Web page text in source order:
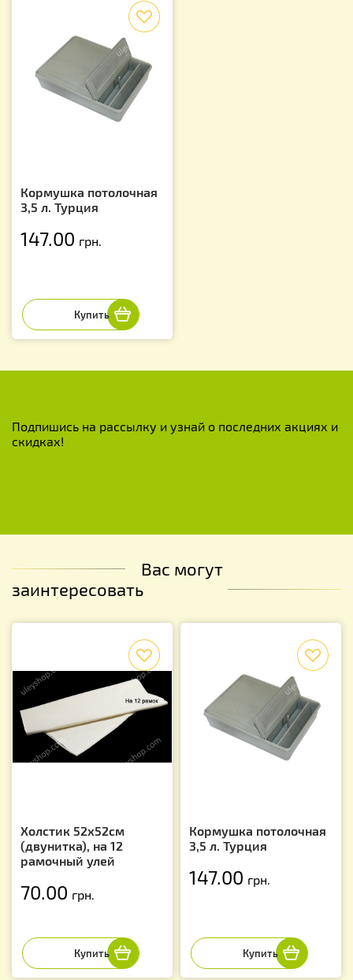
Кормушка потолочная
3,5 л. Турция
147.00 грн.
Подпишись на рассылку и узнай о последних акциях и
скидках!
Вас могут
заинтересовать
Холстик 52х52см
(двунитка), на 12
рамочный улей
70.00 грн.
Кормушка потолочная
3,5 л. Турция
147.00 грн.